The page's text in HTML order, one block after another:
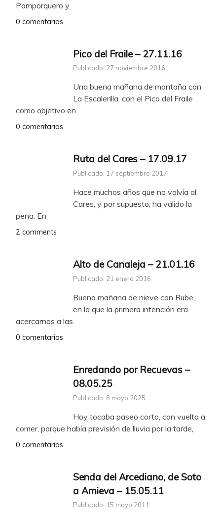
Pamporquero y
0 comentarios
Pico del Fraile – 27.11.16
Publicado: 27 noviembre 2016
Una buena mañana de montaña con
La Escalerilla, con el Pico del Fraile
como objetivo en
0 comentarios
Ruta del Cares – 17.09.17
Publicado: 17 septiembre 2017
Hace muchos años que no volvía al
Cares, y por supuesto, ha valido la
pena. En
2 comments
Alto de Canaleja – 21.01.16
Publicado: 21 enero 2016
Buena mañana de nieve con Rube,
en la que la primera intención era
acercarnos a las
0 comentarios
Enredando por Recuevas –
08.05.25
Publicado: 8 mayo 2025
Hoy tocaba paseo corto, con vuelta a
comer, porque había previsión de lluvia por la tarde,
0 comentarios
Senda del Arcediano, de Soto
a Amieva – 15.05.11
Publicado: 15 mayo 2011